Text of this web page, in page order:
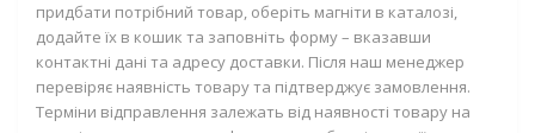
придбати потрібний товар, оберіть магніти в каталозі,
додайте їх в кошик та заповніть форму – вказавши
контактні дані та адресу доставки. Після наш менеджер
перевіряє наявність товару та підтверджує замовлення.
Терміни відправлення залежать від наявності товару на